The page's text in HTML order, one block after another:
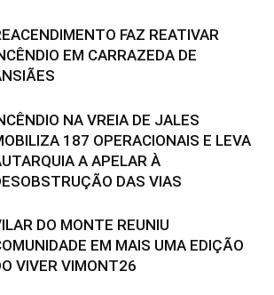
FAZ REATIVAR
EM CARRAZEDA DE
NA VREIA DE JALES
187 OPERACIONAIS E LEVA
A APELAR À
DAS VIAS
DO MONTE REUNIU
EM MAIS UMA EDIÇÃO
VIVER VIMONT26